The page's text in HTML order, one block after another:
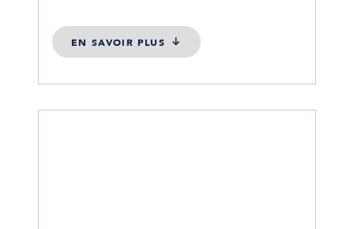
EN SAVOIR PLUS